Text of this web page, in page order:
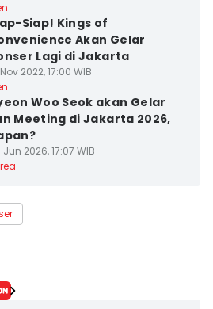
Siap! Kings of
Akan Gelar
Lagi di Jakarta
2022, 17:00 WIB
Woo Seok akan Gelar
Meeting di Jakarta 2026,
Jun 2026, 17:07 WIB